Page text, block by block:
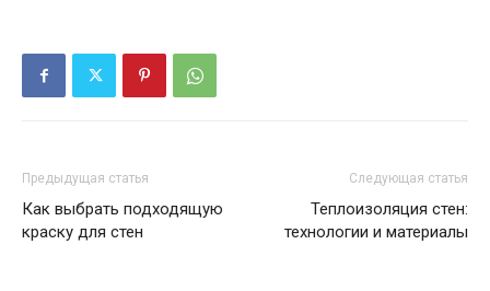
Предыдущая статья
Как выбрать подходящую
краску для стен
Следующая статья
Теплоизоляция стен:
технологии и материалы